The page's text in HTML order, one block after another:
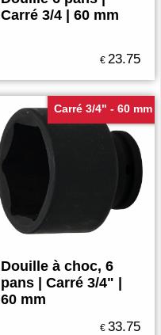
Carré 3/4 | 60 mm
€ 23.75
Carré 3/4" - 60 mm
Douille à choc, 6
pans | Carré 3/4" |
60 mm
€ 33.75